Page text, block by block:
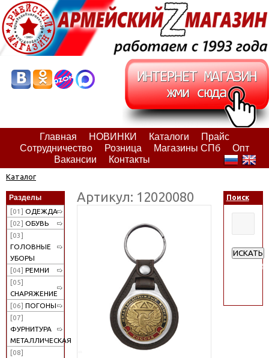
Главная НОВИНКИ Каталоги
Прайс
Сотрудничество
Розница Магазины СПб
Опт
Вакансии
Контакты
Каталог
Разделы
[01] ОДЕЖДА
[02] ОБУВЬ
[03]
ГОЛОВНЫЕ
УБОРЫ
[04] РЕМНИ
[05]
СНАРЯЖЕНИЕ
[06] ПОГОНЫ
[07]
ФУРНИТУРА
МЕТАЛЛИЧЕСКАЯ
[08]
Артикул: 12020080 Поиск
ИСКАТЬ